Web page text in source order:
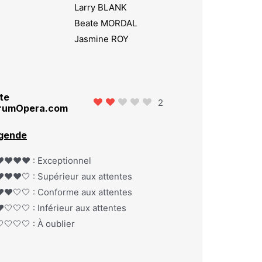
Larry BLANK
Beate MORDAL
Jasmine ROY
2
: Exceptionnel
: Supérieur aux attentes
: Conforme aux attentes
: Inférieur aux attentes
: À oublier